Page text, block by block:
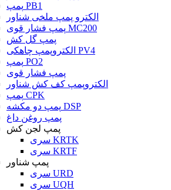
پمپ PB1
الکترو پمپ ملخی شناور
پمپ فشار قوی MC200
پمپ گل کش
الکتروپمپ چاهکی PV4
پمپ PO2
پمپ فشار قوی
الکتروپمپ کف کش شناور
پمپ CPK
پمپ دو مکشه DSP
پمپ روغن داغ
پمپ لجن کش
سری KRTK
سری KRTF
پمپ شناور
سری URD
سری UQH